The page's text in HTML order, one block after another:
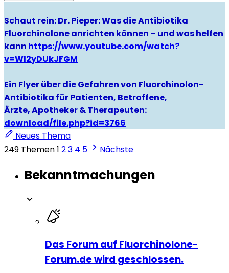
Schaut rein: Dr. Pieper: Was die Antibiotika
Fluorchinolone anrichten können – und was helfen
kann https://www.youtube.com/watch?
v=WI2yDUkJFGM
Ein Flyer über die Gefahren von Fluorchinolon-
Antibiotika für Patienten, Betroffene,
Ärzte, Apotheker & Therapeuten:
download/file.php?id=3766
Neues Thema
249 Themen1 23 4 5 Nächste
Bekanntmachungen
Das Forum auf Fluorchinolone-
Forum.de wird geschlossen.